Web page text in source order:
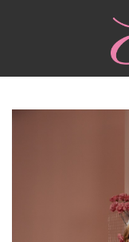
Дитячі